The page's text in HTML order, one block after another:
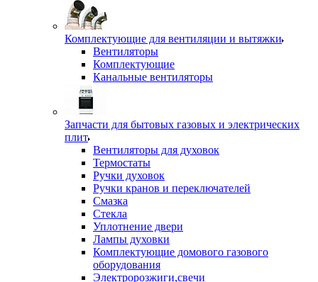
Комплектующие для вентиляции и вытяжки
Вентиляторы
Комплектующие
Канальные вентиляторы
Запчасти для бытовых газовых и электрических
плит
Вентиляторы для духовок
Термостаты
Ручки духовок
Ручки кранов и переключателей
Смазка
Стекла
Уплотнение двери
Лампы духовки
Комплектующие домового газового
оборудования
Электророзжиги,свечи